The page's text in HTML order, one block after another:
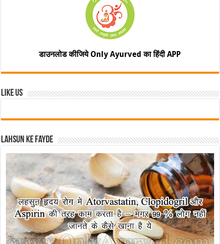
डाउनलोड कीजिये Only Ayurved का हिंदी APP
Like Us
Lahsun ke fayde